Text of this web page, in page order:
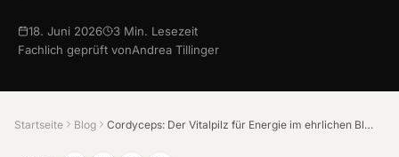
18. Juni 2026 3 Min. Lesezeit
Fachlich geprüft vonAndrea Tillinger
Startseite Blog Cordyceps: Der Vitalpilz für Energie im ehrlichen Blick